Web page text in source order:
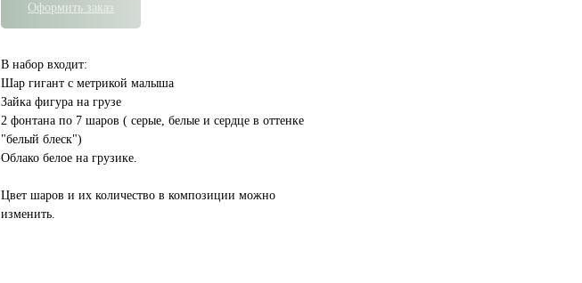
Оформить заказ
В набор входит:
Шар гигант с метрикой малыша
Зайка фигура на грузе
2 фонтана по 7 шаров ( серые, белые и сердце в оттенке
"белый блеск")
Облако белое на грузике.
Цвет шаров и их количество в композиции можно
изменить.